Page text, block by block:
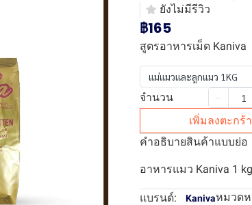
ยังไม่มีรีวิว
฿165
สูตรอาหารเม็ด Kaniva
แม่แมวและลูกแมว 1KG
จำนวน
เพิ่มลงตะกร้า
คำอธิบายสินค้าแบบย่อ
อาหารแมว Kaniva 1
แบรนด์: Kanivaหมวด